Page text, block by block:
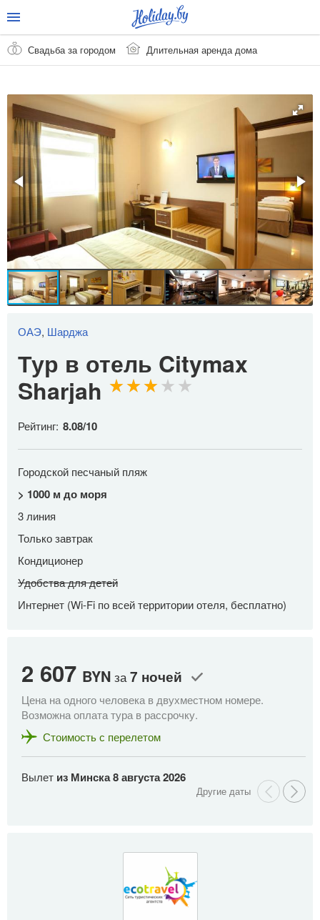
Свадьба за городом Длительная аренда дома
ОАЭ, Шарджа
Тур в отель Citymax
Sharjah
Рейтинг: 8.08/10
Городской песчаный пляж
> 1000 м до моря
3 линия
Только завтрак
Кондиционер
Удобства для детей
Интернет (Wi-Fi по всей территории отеля, бесплатно)
2 607 BYN за7 ночей
Цена на одного человека в двухместном номере.
Возможна оплата тура в рассрочку.
Стоимость с перелетом
Вылет из Минска8 августа 2026